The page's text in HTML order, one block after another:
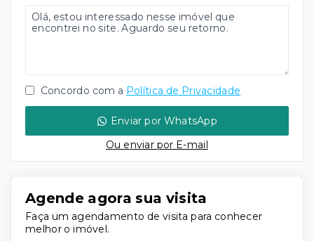
Concordo com a Política de Privacidade
Enviar por WhatsApp
Ou enviar por E-mail
Agende agora sua visita
Faça um agendamento de visita para conhecer
melhor o imóvel.